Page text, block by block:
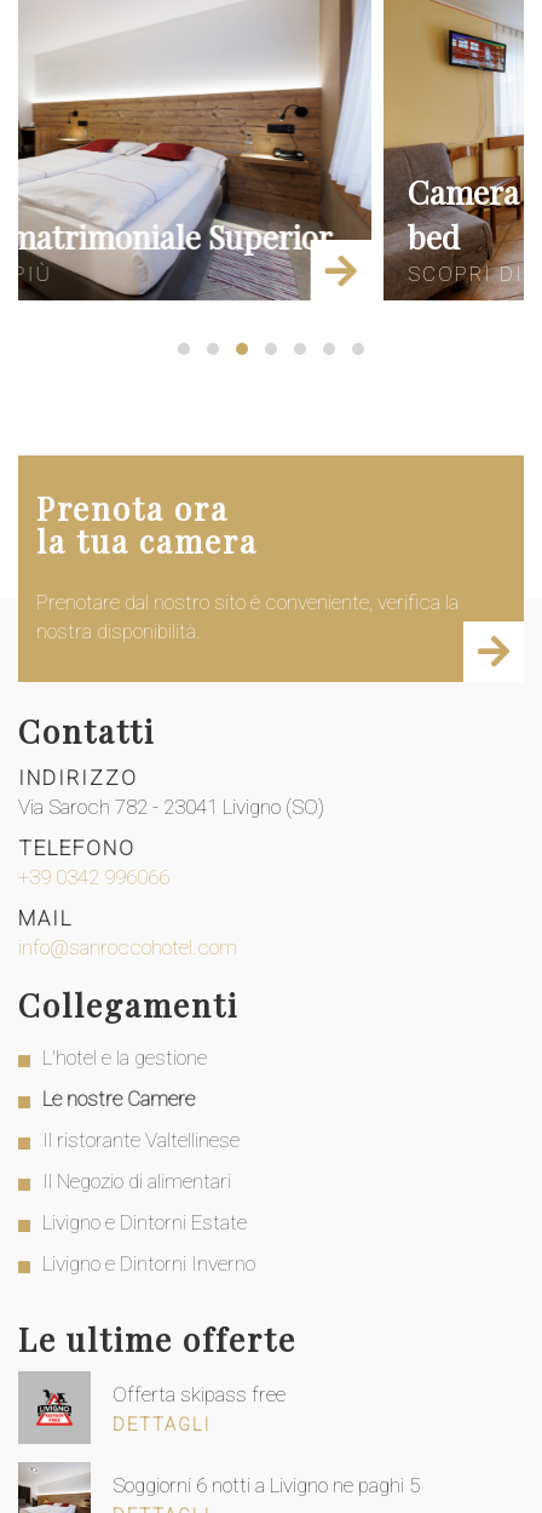
Camera matrimoniale più sofa
bed
SCOPRI DI PIÙ
Prenota ora
la tua camera
Prenotare dal nostro sito è conveniente, verifica la
nostra disponibilità.
Contatti
INDIRIZZO
Via Saroch 782 - 23041 Livigno (SO)
TELEFONO
+39 0342 996066
MAIL
info@sanroccohotel.com
Collegamenti
L'hotel e la gestione
Le nostre Camere
Il ristorante Valtellinese
Il Negozio di alimentari
Livigno e Dintorni Estate
Livigno e Dintorni Inverno
Le ultime offerte
Offerta skipass free
DETTAGLI
Soggiorni 6 notti a Livigno ne paghi 5